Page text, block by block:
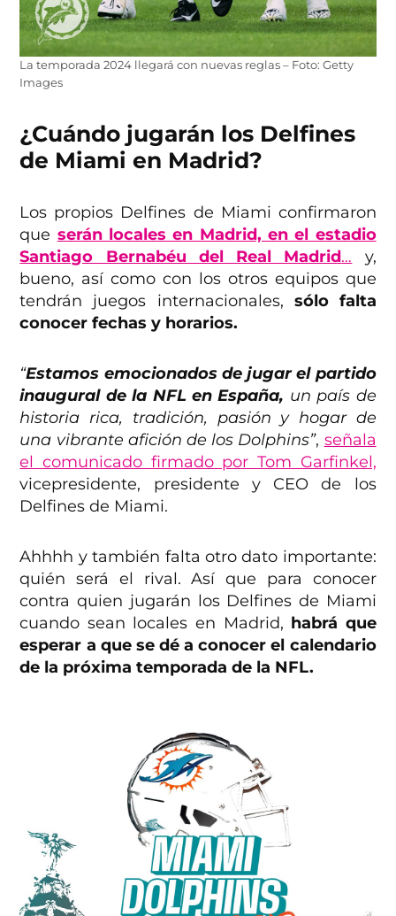
La temporada 2024 llegará con nuevas reglas – Foto: Getty
Images
¿Cuándo jugarán los Delfines
de Miami en Madrid?
Los propios Delfines de Miami confirmaron
que serán locales en Madrid, en el estadio
Santiago Bernabéu del Real Madrid… y,
bueno, así como con los otros equipos que
tendrán juegos internacionales, sólo falta
conocer fechas y horarios.
“Estamos emocionados de jugar el partido
inaugural de la NFL en España, un país de
historia rica, tradición, pasión y hogar de
una vibrante afición de los Dolphins”, señala
el comunicado firmado por Tom Garfinkel,
vicepresidente, presidente y CEO de los
Delfines de Miami.
Ahhhh y también falta otro dato importante:
quién será el rival. Así que para conocer
contra quien jugarán los Delfines de Miami
cuando sean locales en Madrid, habrá que
esperar a que se dé a conocer el calendario
de la próxima temporada de la NFL.